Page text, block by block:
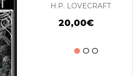
H.P. LOVECRAFT
20,00€